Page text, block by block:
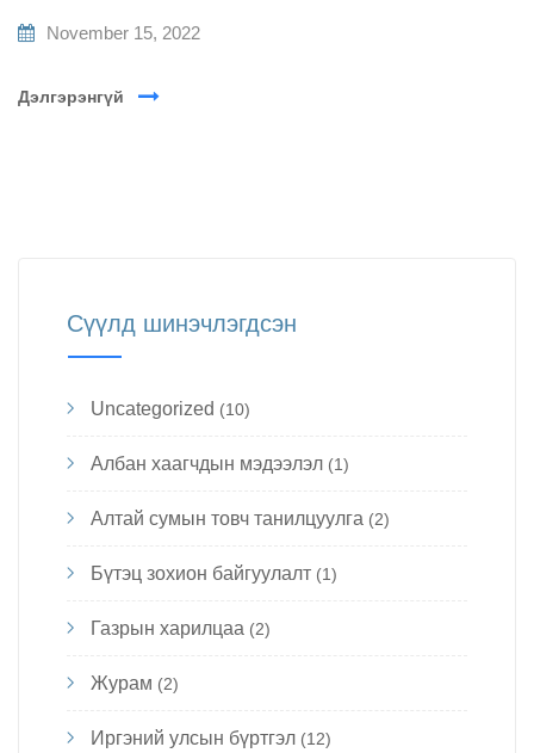
November 15, 2022
Дэлгэрэнгүй
Сүүлд шинэчлэгдсэн
Uncategorized (10)
Албан хаагчдын мэдээлэл (1)
Алтай сумын товч танилцуулга (2)
Бүтэц зохион байгуулалт (1)
Газрын харилцаа (2)
Журам (2)
Иргэний улсын бүртгэл (12)